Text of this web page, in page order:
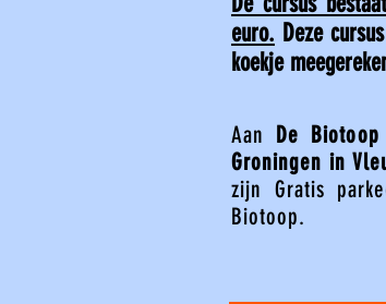
euro. Deze
koekje
Aan De
Groningen in
zijn Gratis
Biotoop.